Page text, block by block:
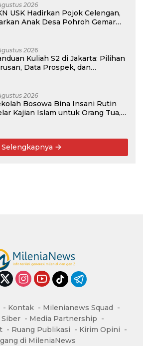
2026
USK Hadirkan Pojok Celengan,
Anak Desa Pohroh Gemar
2026
Kuliah S2 di Jakarta: Pilihan
Data Prospek, dan
2026
Bosowa Bina Insani Rutin
Kajian Islam untuk Orang Tua,
Selengkapnya
Kontak
Milenianews Squad
Media Partnership
Ruang Publikasi
Kirim Opini
di MileniaNews